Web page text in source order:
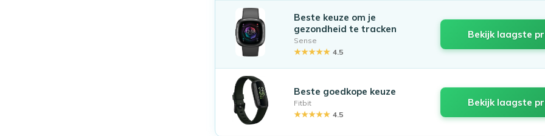
Beste keuze om je
gezondheid te tracken
Sense
★★★★★ 4.5
Bekijk laagste
Beste goedkope keuze
Fitbit
★★★★★ 4.5
Bekijk laagste